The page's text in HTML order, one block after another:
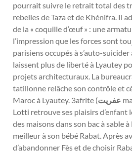
pourrait suivre le retrait total des
rebelles de Taza et de Khénifra. Il
de la « coquille d’œuf » : une
l’impression que les forces sont
parisiens occupés à s’auto-
laissent plus de liberté à Lyautey
projets architecturaux. La
tatillonne relâche son contrôle et
Maroc à Lyautey. 3afrite (
Lotti retrouve ses plaisirs d’enfant
des maisons dans son bac à sable
meilleur à son bébé Rabat. Après
d’abandonner Fès et de choisir